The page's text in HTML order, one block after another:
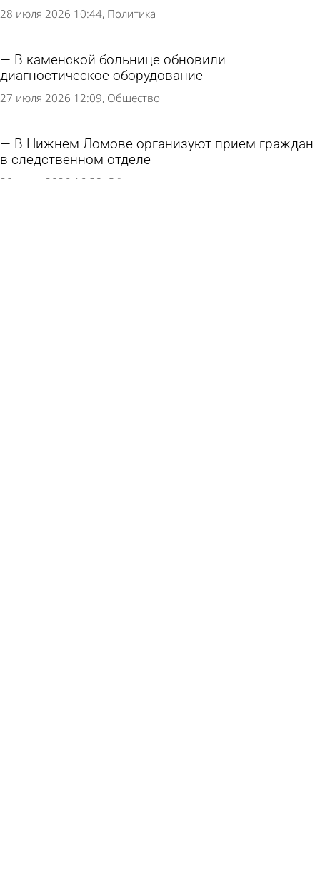
28 июля 2026 10:44 Политика
В каменской больнице обновили
диагностическое оборудование
27 июля 2026 12:09 Общество
В Нижнем Ломове организуют прием граждан
в следственном отделе
20 июля 2026 16:38 Общество